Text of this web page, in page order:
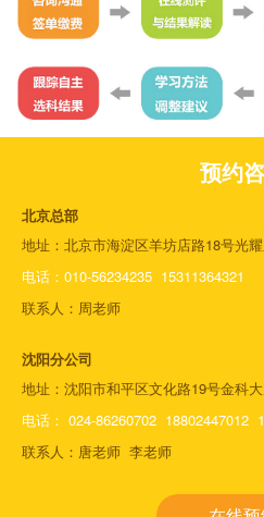
预约
北京总部
地址：北京市海淀区羊坊店路18号光
电话： 010-56234235 15311364321
联系人：周老师
沈阳分公司
地址：沈阳市和平区文化路19号金科
电话： 024-86260702 18802447012
联系人：唐老师 李老师